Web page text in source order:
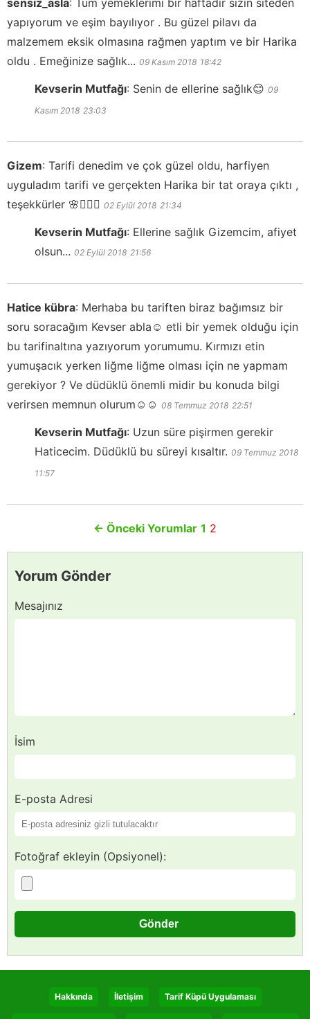
sensiz_asla: Tüm yemeklerimi bir haftadır sizin siteden
yapıyorum ve eşim bayılıyor . Bu güzel pilavı da
malzemem eksik olmasına rağmen yaptım ve bir Harika
oldu . Emeğinize sağlık... 09 Kasım 2018 18:42
Kevserin Mutfağı: Senin de ellerine sağlık😊 09
Kasım 2018 23:03
Gizem: Tarifi denedim ve çok güzel oldu, harfiyen
uyguladım tarifi ve gerçekten Harika bir tat oraya çıktı ,
teşekkürler 🌸🙋🏼‍♀️ 02 Eylül 2018 21:34
Kevserin Mutfağı: Ellerine sağlık Gizemcim, afiyet
olsun... 02 Eylül 2018 21:56
Hatice kübra: Merhaba bu tariften biraz bağımsız bir
soru soracağım Kevser abla☺️ etli bir yemek olduğu için
bu tarifinaltına yazıyorum yorumumu. Kırmızı etin
yumuşacık yerken liğme liğme olması için ne yapmam
gerekiyor ? Ve düdüklü önemli midir bu konuda bilgi
verirsen memnun olurum☺️☺️ 08 Temmuz 2018 22:51
Kevserin Mutfağı: Uzun süre pişirmen gerekir
Haticecim. Düdüklü bu süreyi kısaltır. 09 Temmuz 2018
11:57
← Önceki Yorumlar 1 2
Yorum Gönder
Mesajınız
İsim
E-posta Adresi
Fotoğraf ekleyin (Opsiyonel):
Hakkında İletişim Tarif Küpü Uygulaması